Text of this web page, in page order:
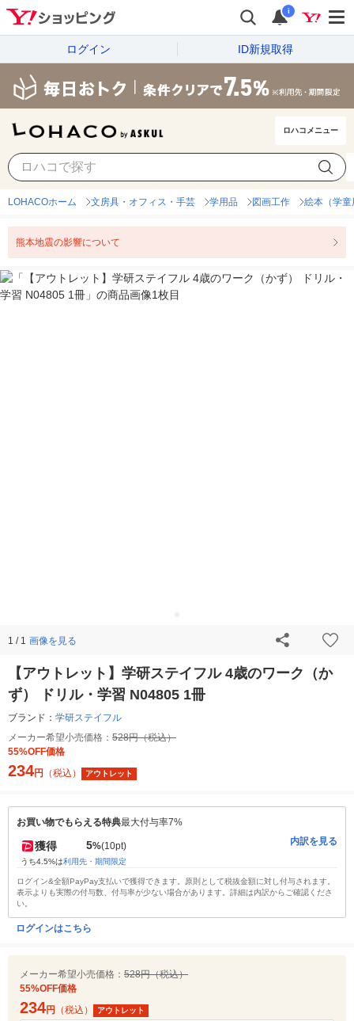
i
ログイン ID新規取得
ロハコメニュー
LOHACOホーム 文房具・オフィス・手芸 学用品 図画工作 絵本（学童
熊本地震の影響について
1 / 1 画像を見る
【アウトレット】学研ステイフル 4歳のワーク（か
ず） ドリル・学習 N04805 1冊
ブランド： 学研ステイフル
メーカー希望小売価格： 528円（税込）
55%OFF価格
234円 （税込） アウトレット
お買い物でもらえる特典最大付与率7%
獲得 5%(10pt)
うち4.5%は利用先・期間限定
内訳を見る
ログイン&全額PayPay支払いで獲得できます。原則として税抜金額に対し付与されます。
表示よりも実際の付与数、付与率が少ない場合があります。詳細は内訳からご確認くださ
い。
ログインはこちら
メーカー希望小売価格： 528円（税込）
55%OFF価格
234円 （税込） アウトレット